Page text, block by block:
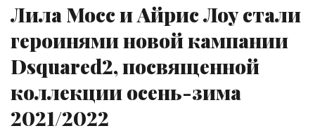
Лила Мосс и Айрис Лоу стали
героинями новой кампании
Dsquared2, посвященной
коллекции осень-зима
2021/2022